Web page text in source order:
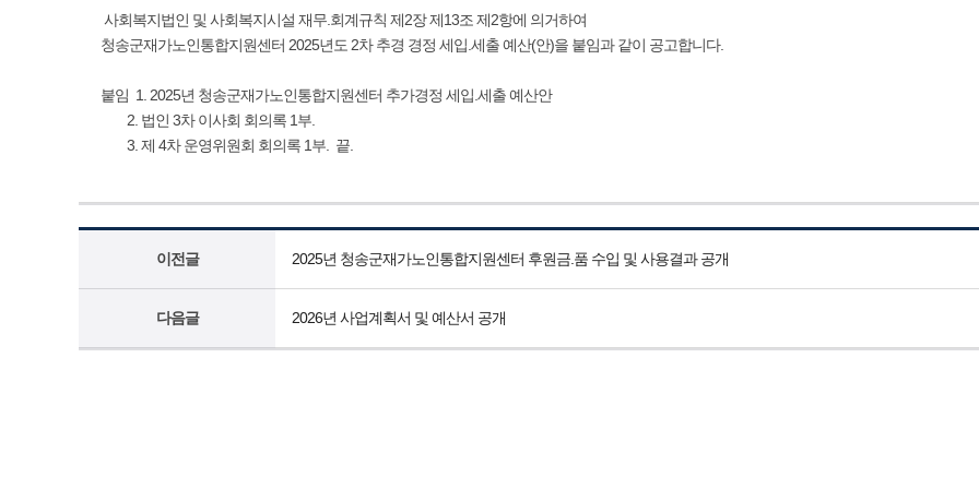
사회복지법인 및 사회복지시설 재무.회계규칙 제2장 제13조 제2항에 의거하여
청송군재가노인통합지원센터 2025년도 2차 추경 경정 세입.세출 예산(안)을 붙임과 같이 공고합니다.
붙임 1. 2025년 청송군재가노인통합지원센터 추가경정 세입.세출 예산안
2. 법인 3차 이사회 회의록 1부.
3. 제 4차 운영위원회 회의록 1부. 끝.
이전글 2025년 청송군재가노인통합지원센터 후원금.품 수입 및 사용결과 공개
다음글 2026년 사업계획서 및 예산서 공개